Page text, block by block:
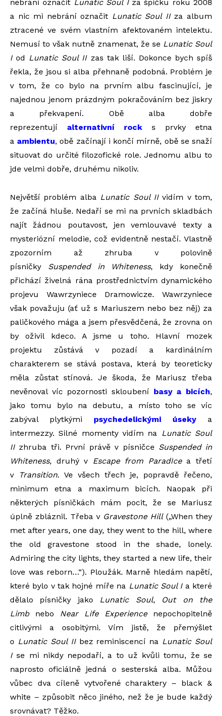
nebrání označit Lunatic Soul Iza špičku roku 2008
a nic mi nebrání označit Lunatic Soul IIza album
ztracené ve svém vlastním afektovaném intelektu.
Nemusí to však nutně znamenat, že se Lunatic Soul
Iod Lunatic Soul IIzas tak liší. Dokonce bych spíš
řekla, že jsou si alba přehnaně podobná. Problém je
v tom, že co bylo na prvním albu fascinující, je
najednou jenom prázdným pokračováním bez jiskry
a překvapení. Obě alba dobře
reprezentují alternativní rock s prvky etna
a ambientu, obě začínají i končí mírně, obě se snaží
situovat do určité filozofické role. Jednomu albu to
jde velmi dobře, druhému nikoliv.
Největší problém alba Lunatic Soul IIvidím v tom,
že začíná hluše. Nedaří se mi na prvních skladbách
najít žádnou poutavost, jen vemlouvavé texty a
mysteriózní melodie, což evidentně nestačí. Vlastně
zpozorním až zhruba v polovině
písničky Suspended in Whiteness, kdy konečně
přichází živelná rána prostřednictvím dynamického
projevu Wawrzyniece Dramowicze. Wawrzyniece
však považuju (ať už s Mariuszem nebo bez něj) za
paličkového mága a jsem přesvědčená, že zrovna on
by oživil kdeco. A jsme u toho. Hlavní mozek
projektu zůstává v pozadí a kardinálním
charakterem se stává postava, která by teoreticky
měla zůstat stínová. Je škoda, že Mariusz třeba
nevěnoval víc pozornosti skloubení basy a bicích,
jako tomu bylo na debutu, a místo toho se víc
zabýval plytkými psychedelickými úseky a
intermezzy. Silné momenty vidím na
Lunatic Soul
IIzhruba tři. První právě v písničce Suspended in
Whiteness, druhý v Escape from ParadIcea třetí
v
Transition. Ve všech třech je, popravdě řečeno,
minimum etna a maximum bicích. Naopak při
některých písničkách mám pocit, že se Mariusz
úplně zbláznil. Třeba v Gravestone Hill(„When they
met after years, one day, they went to the hill, where
the old gravestone stood in the shade, lonely.
Admiring the city lights, they started a new life, their
love was reborn…“). Ploužák. Marně hledám napětí,
které bylo v tak hojné míře na Lunatic Soul Ia které
dělalo písničky jako Lunatic Soul, Out on the
Limbnebo Near Life Experiencenepochopitelně
citlivými a osobitými. Vím jistě, že přemýšlet
o Lunatic Soul IIbez reminiscencí na Lunatic Soul
Ise mi nikdy nepodaří, a to už kvůli tomu, že se
naprosto oficiálně jedná o sesterská alba. Můžou
vůbec dva cíleně vytvořené charaktery – black &
white – způsobit něco jiného, než že je bude každý
srovnávat? Těžko.